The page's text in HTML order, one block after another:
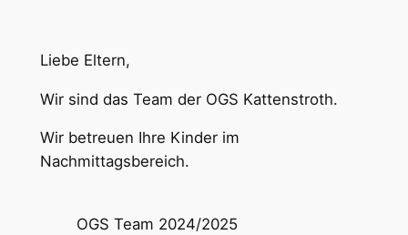
Liebe Eltern,
Wir sind das Team der OGS Kattenstroth.
Wir betreuen Ihre Kinder im
Nachmittagsbereich.
OGS Team 2024/2025